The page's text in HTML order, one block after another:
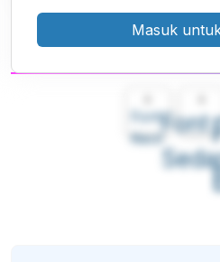
Font
Kecil
Font
Masuk